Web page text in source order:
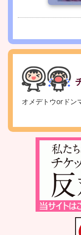
オメデトウorドン